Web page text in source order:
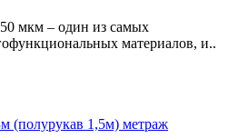
мкм – один из самых
материалов, и..